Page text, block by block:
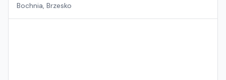
Bochnia, Brzesko